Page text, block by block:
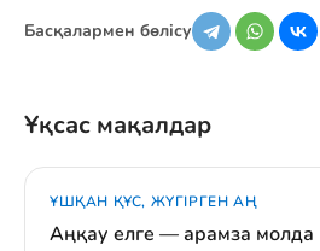
Басқалармен бөлісу
Ұқсас мақалдар
ҰШҚАН ҚҰС, ЖҮГІРГЕН АҢ
Аңқау елге — арамза молда